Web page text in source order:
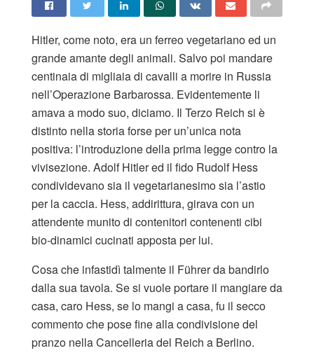
Hitler, come noto, era un ferreo vegetariano ed un
grande amante degli animali. Salvo poi mandare
centinaia di migliaia di cavalli a morire in Russia
nell’Operazione Barbarossa. Evidentemente li
amava a modo suo, diciamo. Il Terzo Reich si è
distinto nella storia forse per un’unica nota
positiva: l’introduzione della prima legge contro la
vivisezione. Adolf Hitler ed il fido Rudolf Hess
condividevano sia il vegetarianesimo sia l’astio
per la caccia. Hess, addirittura, girava con un
attendente munito di contenitori contenenti cibi
bio-dinamici cucinati apposta per lui.
Cosa che infastidì talmente il Führer da bandirlo
dalla sua tavola. Se si vuole portare il mangiare da
casa, caro Hess, se lo mangi a casa, fu il secco
commento che pose fine alla condivisione del
pranzo nella Cancelleria del Reich a Berlino.